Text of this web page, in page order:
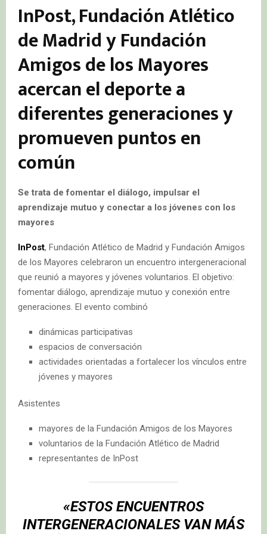
InPost, Fundación Atlético
de Madrid y Fundación
Amigos de los Mayores
acercan el deporte a
diferentes generaciones y
promueven puntos en
común
Se trata de fomentar el diálogo, impulsar el
aprendizaje mutuo y conectar a los jóvenes con los
mayores
InPost, Fundación Atlético de Madrid y Fundación Amigos
de los Mayores celebraron un encuentro intergeneracional
que reunió a mayores y jóvenes voluntarios. El objetivo:
fomentar diálogo, aprendizaje mutuo y conexión entre
generaciones. El evento combinó
dinámicas participativas
espacios de conversación
actividades orientadas a fortalecer los vínculos entre
jóvenes y mayores
Asistentes
mayores de la Fundación Amigos de los Mayores
voluntarios de la Fundación Atlético de Madrid
representantes de InPost
«ESTOS ENCUENTROS
INTERGENERACIONALES VAN MÁS